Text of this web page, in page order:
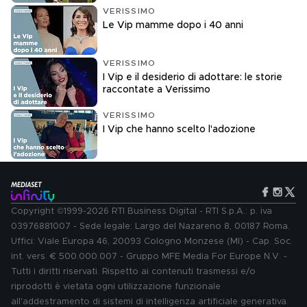
VERISSIMO
Le Vip mamme dopo i 40 anni
VERISSIMO
I Vip e il desiderio di adottare: le storie
raccontate a Verissimo
VERISSIMO
I Vip che hanno scelto l'adozione
Copyright ©1999-2026 RTI Business Digital - RTI S.p.A.: p. iva
03976881007 - Sede legale: Largo del Nazareno 8, 00187 Roma.
Uffici: Viale Europa 46, 20093 Cologno Monzese (MI) - Cap. Soc.
int. vers. € 500.000.007 - Gruppo MFE Media For Europe N.V. -
Tutti i diritti riservati. Rispetto ai contenuti trasmessi e/o
riprodotti è vietata ogni utilizzazione funzionale
all'addestramento di sistemi di intelligenza artificiale generativa.